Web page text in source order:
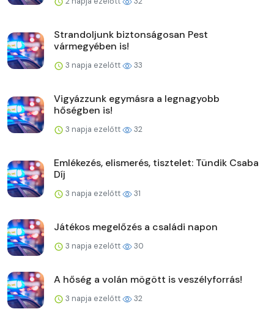
Strandoljunk biztonságosan Pest
vármegyében is!
3 napja ezelőtt 33
Vigyázzunk egymásra a legnagyobb
hőségben is!
3 napja ezelőtt 32
Emlékezés, elismerés, tisztelet: Tündik Csaba
Díj
3 napja ezelőtt 31
Játékos megelőzés a családi napon
3 napja ezelőtt 30
A hőség a volán mögött is veszélyforrás!
3 napja ezelőtt 32